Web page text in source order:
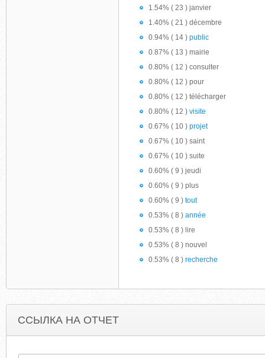
1.54% ( 23 ) janvier
1.40% ( 21 ) décembre
0.94% ( 14 ) public
0.87% ( 13 ) mairie
0.80% ( 12 ) consulter
0.80% ( 12 ) pour
0.80% ( 12 ) télécharger
0.80% ( 12 ) visite
0.67% ( 10 ) projet
0.67% ( 10 ) saint
0.67% ( 10 ) suite
0.60% ( 9 ) jeudi
0.60% ( 9 ) plus
0.60% ( 9 ) tout
0.53% ( 8 ) année
0.53% ( 8 ) lire
0.53% ( 8 ) nouvel
0.53% ( 8 ) recherche
ССЫЛКА НА ОТЧЕТ